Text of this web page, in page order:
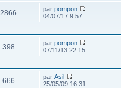
2866 parpompon
04/07/17 9:57
398 parpompon
07/11/13 22:15
666 parAsil
25/05/09 16:31